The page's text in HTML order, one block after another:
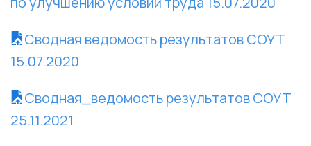
Сводная ведомость результатов СОУТ
15.07.2020
Сводная_ведомость результатов СОУТ
25.11.2021